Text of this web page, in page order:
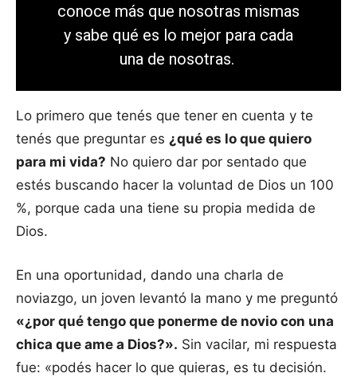
conoce más que nosotras mismas
y sabe qué es lo mejor para cada
una de nosotras.
Lo primero que tenés que tener en cuenta y te
tenés que preguntar es ¿qué es lo que quiero
para mi vida? No quiero dar por sentado que
estés buscando hacer la voluntad de Dios un 100
%, porque cada una tiene su propia medida de
Dios.
En una oportunidad, dando una charla de
noviazgo, un joven levantó la mano y me preguntó
«¿por qué tengo que ponerme de novio con una
chica que ame a Dios?». Sin vacilar, mi respuesta
fue: «podés hacer lo que quieras, es tu decisión.